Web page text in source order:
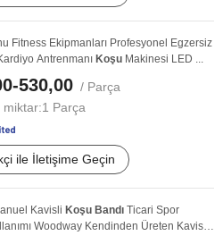
Fitness Ekipmanları Profesyonel Egzersiz
Antrenmanı Koşu Makinesi LED ...
530,00 / Parça
miktar:1 Parça
ile İletişime Geçin
Kavisli Koşu Bandı Ticari Spor
Woodway Kendinden Üreten Kavisli